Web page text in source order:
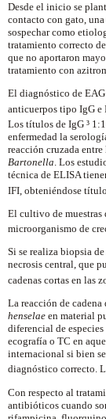
Desde el inicio se
contacto con gato,
sospechar como
tratamiento correcto
que no aportaron
tratamiento con
El diagnóstico de
anticuerpos tipo IgG e
Los títulos de IgG ³
enfermedad la
reacción cruzada
Bartonella. Los
técnica de ELISA
IFI, obteniéndose
El cultivo de muestras
microorganismo de
Si se realiza biopsia
necrosis central, que
cadenas cortas en las
La reacción de
henselae en material
diferencial de especies
ecografía o TC en
internacional si bien
diagnóstico correcto.
Con respecto al
antibióticos cuando